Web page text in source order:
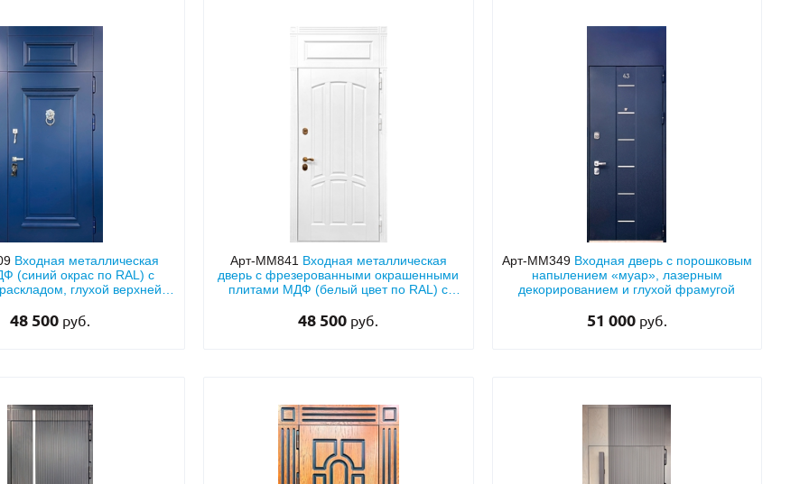
Входная металлическая
(синий окрас по RAL) с
глухой верхней
48 500 руб.
Арт-ММ841 Входная металлическая
дверь с фрезерованными окрашенными
плитами МДФ (белый цвет по RAL) с
48 500 руб.
Арт-ММ349 Входная дверь с порошковым
напылением «муар», лазерным
декорированием и глухой фрамугой
51 000 руб.